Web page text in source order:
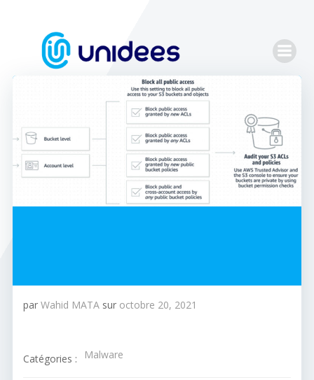
contenu
par Wahid MATA sur octobre 20, 2021
Catégories : Malware